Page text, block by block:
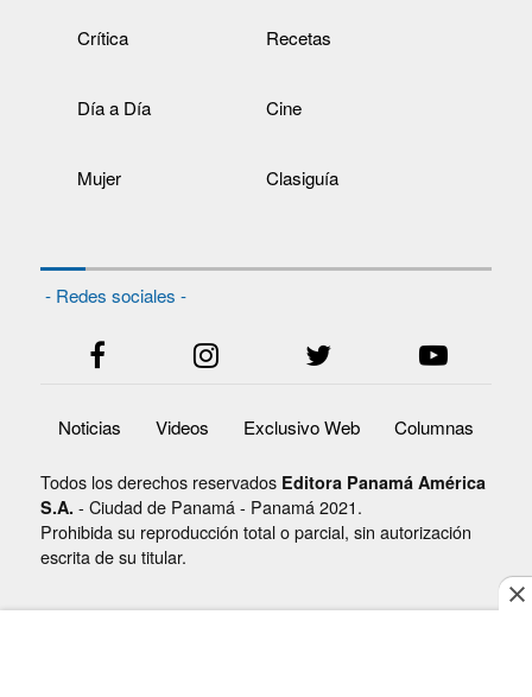
Crítica Recetas
Día a Día Cine
Mujer Clasiguía
- Redes sociales -
Noticias Videos Exclusivo Web Columnas
Todos los derechos reservados Editora Panamá América
S.A. - Ciudad de Panamá - Panamá 2021.
Prohibida su reproducción total o parcial, sin autorización
escrita de su titular.